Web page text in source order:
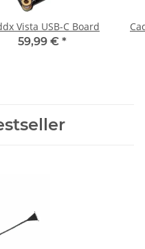
Vista USB-C Board
59,99 € *